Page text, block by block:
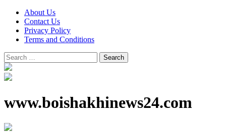
About Us
Contact Us
Privacy Policy
Terms and Conditions
Search
for:
www.boishakhinews24.com